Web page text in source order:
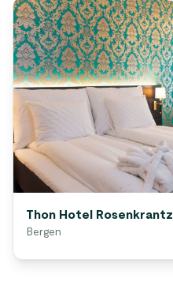
Thon Hotel Rosenkrantz
Bergen